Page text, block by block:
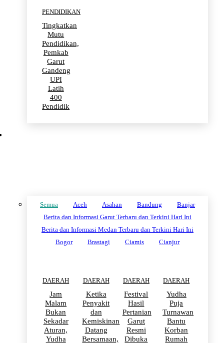
PENDIDIKAN
Tingkatkan
Mutu
Pendidikan,
Pemkab
Garut
Gandeng
UPI
Latih
400
Pendidik
Semua Aceh Asahan Bandung
Banjar
Berita dan Informasi Garut Terbaru dan Terkini Hari Ini
Berita dan Informasi Medan Terbaru dan Terkini Hari Ini
Bogor
Brastagi Ciamis Cianjur
DAERAH
Jam
Malam
Bukan
Sekadar
Aturan,
Yudha
DAERAH
Ketika
Penyakit
dan
Kemiskinan
Datang
Bersamaan,
DAERAH
Festival
Hasil
Pertanian
Garut
Resmi
Dibuka
DAERAH
Yudha
Puja
Turnawan
Bantu
Korban
Rumah